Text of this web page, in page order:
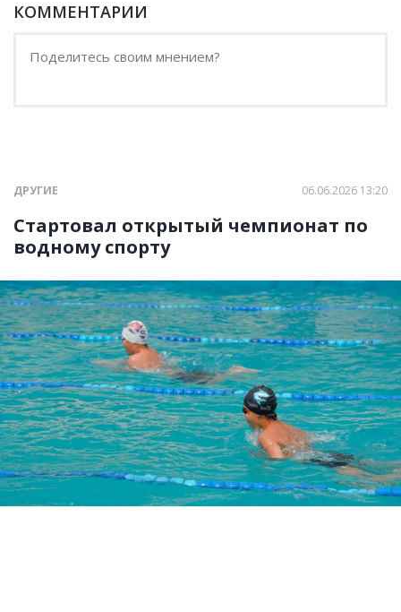
КОММЕНТАРИИ
ДРУГИЕ 06.06.2026 13:20
Стартовал открытый чемпионат по
водному спорту